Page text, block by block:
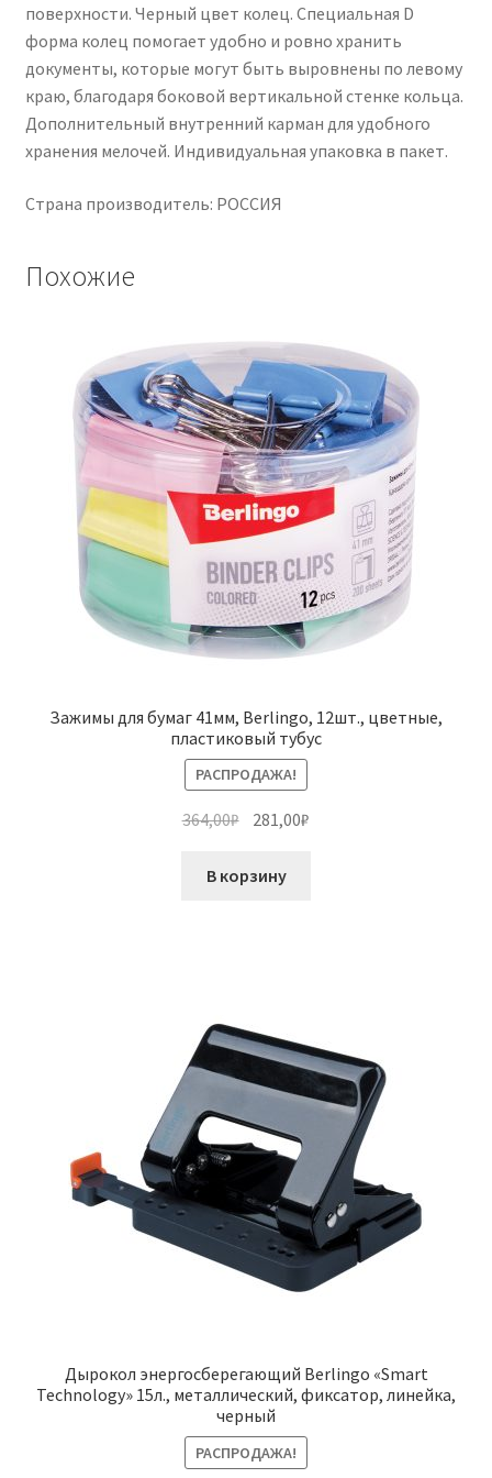
поверхности. Черный цвет колец. Специальная D
форма колец помогает удобно и ровно хранить
документы, которые могут быть выровнены по левому
краю, благодаря боковой вертикальной стенке кольца.
Дополнительный внутренний карман для удобного
хранения мелочей. Индивидуальная упаковка в пакет.
Страна производитель: РОССИЯ
Похожие
Зажимы для бумаг 41мм, Berlingo, 12шт., цветные,
пластиковый тубус
РАСПРОДАЖА!
364,00₽ Первоначальная
составляла
281,00₽
В корзину
Дырокол энергосберегающий Berlingo «Smart
Technology» 15л., металлический, фиксатор, линейка,
черный
РАСПРОДАЖА!